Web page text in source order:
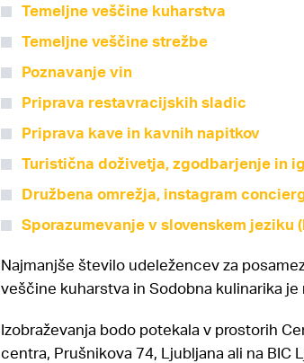
Temeljne veščine kuharstva
Temeljne veščine strežbe
Poznavanje vin
Priprava restavracijskih sladic
Priprava kave in kavnih napitkov
Turistična doživetja, zgodbarjenje in
Družbena omrežja, instagram
Sporazumevanje v slovenskem jeziku
Najmanjše število udeležencev za
veščine kuharstva in Sodobna kulinarika
Izobraževanja bodo potekala v prostorih
centra, Prušnikova 74, Ljubljana ali na BIC